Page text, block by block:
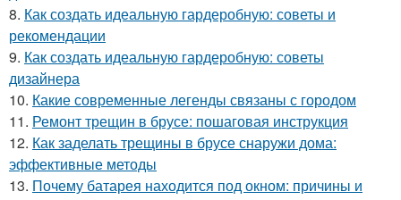
8. Как создать идеальную гардеробную: советы и
рекомендации
9. Как создать идеальную гардеробную: советы
дизайнера
10. Какие современные легенды связаны с городом
11. Ремонт трещин в брусе: пошаговая инструкция
12. Как заделать трещины в брусе снаружи дома:
эффективные методы
13. Почему батарея находится под окном: причины и